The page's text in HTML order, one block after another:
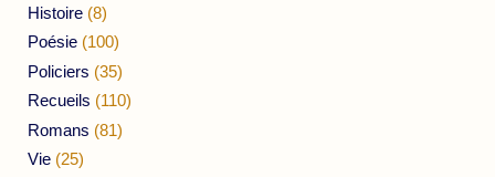
Histoire (8)
Poésie (100)
Policiers (35)
Recueils (110)
Romans (81)
Vie (25)